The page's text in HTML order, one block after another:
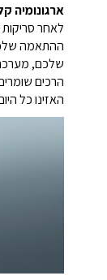
ארגונומיה
לאחר סריקות
ההתאמה
שלכם, מערכת
האזינו כל